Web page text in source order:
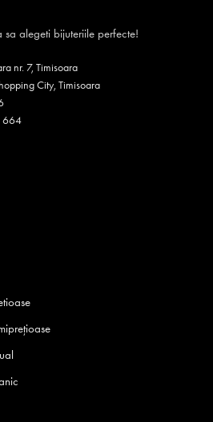
alegeti bijuteriile perfecte!
nr. 7, Timisoara
City, Timisoara
664